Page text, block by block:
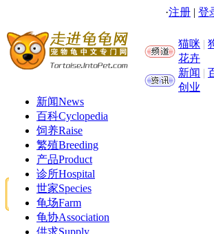
·注册 | 登
猫咪 |
花卉
新闻 |
创业
新闻News
百科Cyclopedia
饲养Raise
繁殖Breeding
产品Product
诊所Hospital
世家Species
龟场Farm
龟协Association
供求Supply